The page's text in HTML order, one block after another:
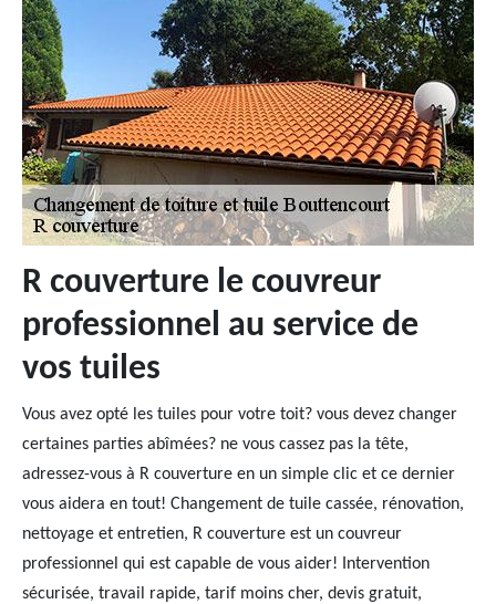
R couverture le couvreur
professionnel au service de
vos tuiles
Vous avez opté les tuiles pour votre toit? vous devez changer
certaines parties abîmées? ne vous cassez pas la tête,
adressez-vous à R couverture en un simple clic et ce dernier
vous aidera en tout! Changement de tuile cassée, rénovation,
nettoyage et entretien, R couverture est un couvreur
professionnel qui est capable de vous aider! Intervention
sécurisée, travail rapide, tarif moins cher, devis gratuit,